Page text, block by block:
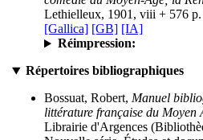
Lethielleux, 1901, viii + 576 p.
[Gallica] [GB] [IA]
Réimpression:
Répertoires bibliographiques
Bossuat, Robert, Manuel
littérature française du Moyen
Librairie d'Argences